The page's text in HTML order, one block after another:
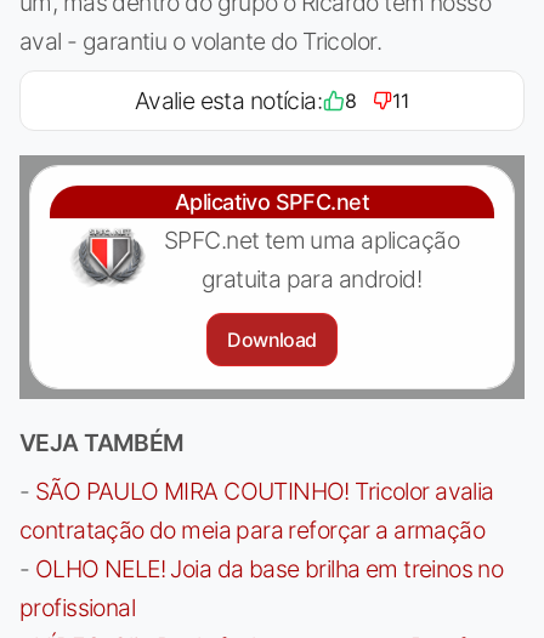
aval - garantiu o volante do Tricolor.
Avalie esta notícia: 8 11
Aplicativo SPFC.net
SPFC.net tem uma aplicação
gratuita para android!
Download
VEJA TAMBÉM
- SÃO PAULO MIRA COUTINHO! Tricolor avalia
contratação do meia para reforçar a armação
- OLHO NELE! Joia da base brilha em treinos no
profissional